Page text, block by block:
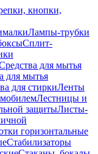
кнопки,
Лампы-трубки
Сплит-
для мытья
для мытья
для стиркиЛенты
Лестницы и
защитыЛисты-
горизонтальные
Стабилизаторы